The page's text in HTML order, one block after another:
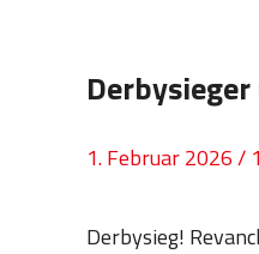
1. Februar 2026/
Derbysieg!